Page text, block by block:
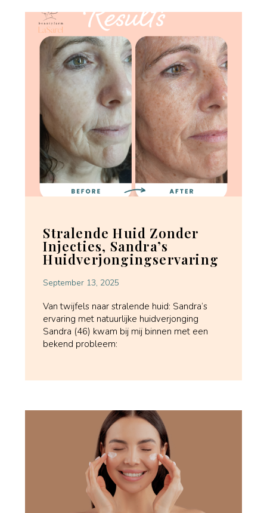
Stralende Huid Zonder
Injecties, Sandra’s
Huidverjongingservaring
September 13, 2025
Van twijfels naar stralende huid: Sandra’s
ervaring met natuurlijke huidverjonging
Sandra (46) kwam bij mij binnen met een
bekend probleem: